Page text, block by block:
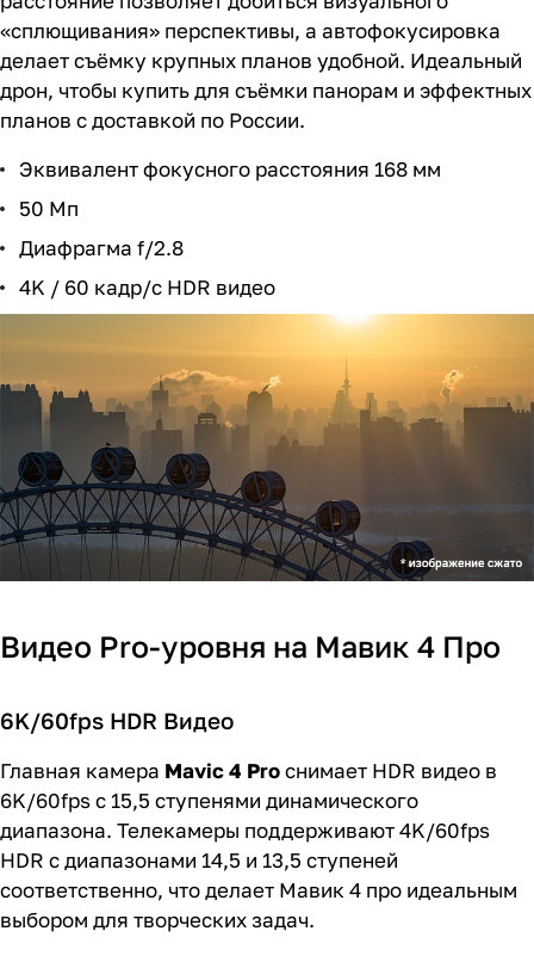
«сплющивания» перспективы, а автофокусировка
делает съёмку крупных планов удобной. Идеальный
дрон, чтобы купить для съёмки панорам и эффектных
планов с доставкой по России.
Эквивалент фокусного расстояния 168 мм
50 Мп
Диафрагма f/2.8
4K / 60 кадр/с HDR видео
Видео Pro-уровня на Мавик 4 Про
6K/60fps HDR Видео
Главная камера Mavic 4 Proснимает HDR видео в
6K/60fps с 15,5 ступенями динамического
диапазона. Телекамеры поддерживают 4K/60fps
HDR с диапазонами 14,5 и 13,5 ступеней
соответственно, что делает Мавик 4 про идеальным
выбором для творческих задач.